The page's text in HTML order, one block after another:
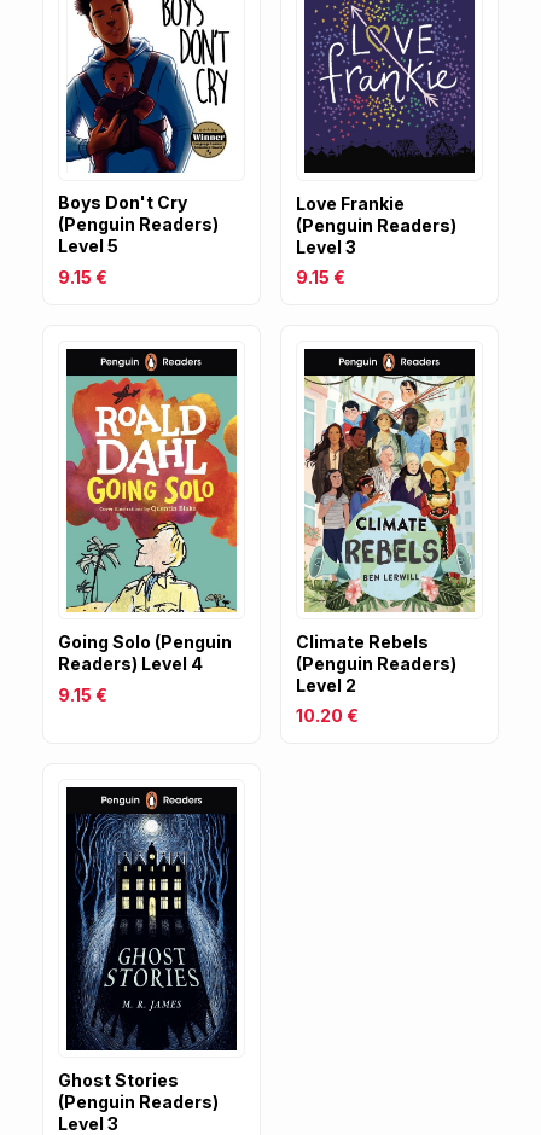
Boys Don't Cry
(Penguin Readers)
Level 5
9.15 €
Love Frankie
(Penguin Readers)
Level 3
9.15 €
Going Solo (Penguin
Readers) Level 4
9.15 €
Climate Rebels
(Penguin Readers)
Level 2
10.20 €
Ghost Stories
(Penguin Readers)
Level 3